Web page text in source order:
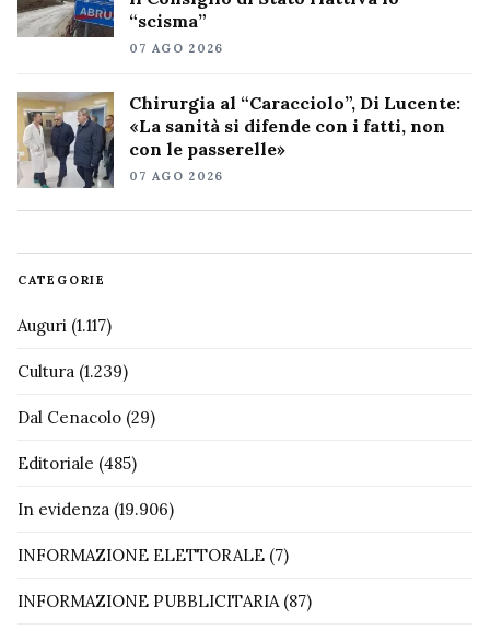
“scisma”
07 AGO 2026
Chirurgia al “Caracciolo”, Di Lucente:
«La sanità si difende con i fatti, non
con le passerelle»
07 AGO 2026
CATEGORIE
Auguri (1.117)
Cultura (1.239)
Dal Cenacolo (29)
Editoriale (485)
In evidenza (19.906)
INFORMAZIONE ELETTORALE (7)
INFORMAZIONE PUBBLICITARIA(87)